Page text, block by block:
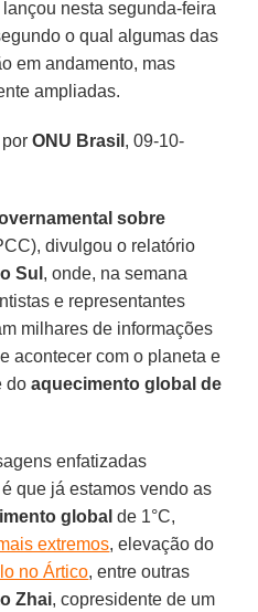
lançou nesta segunda-feira
o qual algumas das
em andamento, mas
ampliadas.
porONU Brasil , 09-10-
sobre
divulgou o relatório
Sul , onde, na semana
e representantes
milhares de informações
acontecer com o planeta e
doaquecimento global de
enfatizadas
que já estamos vendo as
global de 1°C,
extremos, elevação do
no Ártico, entre outras
Zhai, copresidente de um